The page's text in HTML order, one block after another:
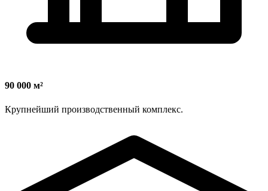
90 000 м²
Крупнейший производственный комплекс.